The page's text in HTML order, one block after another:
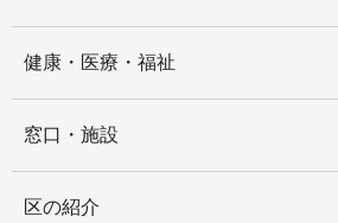
健康・医療・福祉
窓口・施設
区の紹介